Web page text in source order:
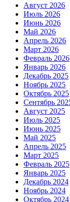
Август 2026
Июль 2026
Июнь 2026
Май 2026
Апрель 2026
Март 2026
Февраль 2026
Январь 2026
Декабрь 2025
Ноябрь 2025
Октябрь 2025
Сентябрь
Август 2025
Июль 2025
Июнь 2025
Май 2025
Апрель 2025
Март 2025
Февраль 2025
Январь 2025
Декабрь 2024
Ноябрь 2024
Октябрь 2024